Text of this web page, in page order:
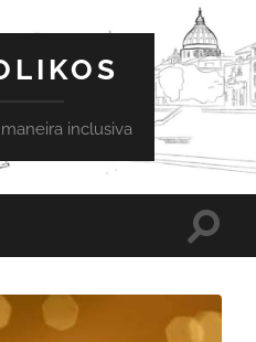
inclusiva
Toggle